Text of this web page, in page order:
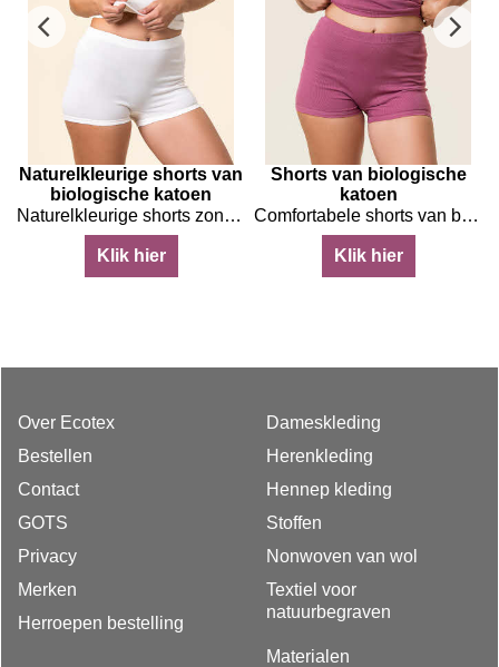
Naturelkleurige shorts van
biologische katoen
Naturelkleurige shorts zonder zijnaden
Klik hier
Shorts van biologische
katoen
Comfortabele shorts van biologische katoen in Dark Rose kleur
Klik hier
Over Ecotex
Bestellen
Contact
GOTS
Privacy
Merken
Herroepen bestelling
Dameskleding
Herenkleding
Hennep kleding
Stoffen
Nonwoven van wol
Textiel voor
natuurbegraven
Materialen